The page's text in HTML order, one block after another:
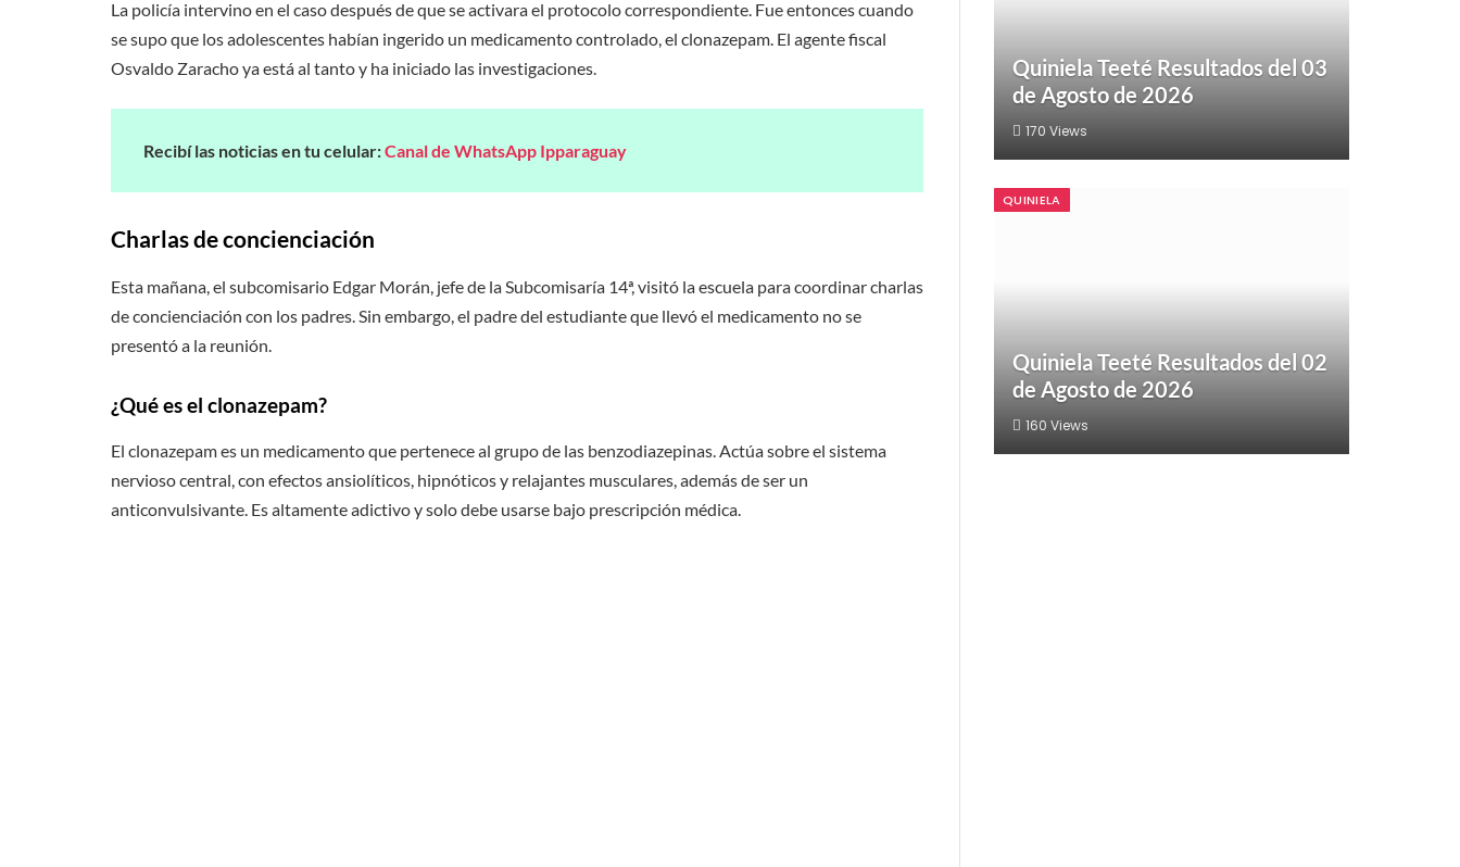
La policía intervino en el caso después de que se activara el protocolo correspondiente. Fue entonces cuando
se supo que los adolescentes habían ingerido un medicamento controlado, el clonazepam. El agente fiscal
Osvaldo Zaracho ya está al tanto y ha iniciado las investigaciones.
Recibí las noticias en tu celular:Canal de WhatsApp Ipparaguay
Charlas de concienciación
Esta mañana, el subcomisario Edgar Morán, jefe de la Subcomisaría 14ª, visitó la escuela para coordinar charlas
de concienciación con los padres. Sin embargo, el padre del estudiante que llevó el medicamento no se
presentó a la reunión.
¿Qué es el clonazepam?
El clonazepam es un medicamento que pertenece al grupo de las benzodiazepinas. Actúa sobre el sistema
nervioso central, con efectos ansiolíticos, hipnóticos y relajantes musculares, además de ser un
anticonvulsivante. Es altamente adictivo y solo debe usarse bajo prescripción médica.
Quiniela Teeté Resultados del 03
de Agosto de 2026
170 Views
QUINIELA
Quiniela Teeté Resultados del 02
de Agosto de 2026
160 Views